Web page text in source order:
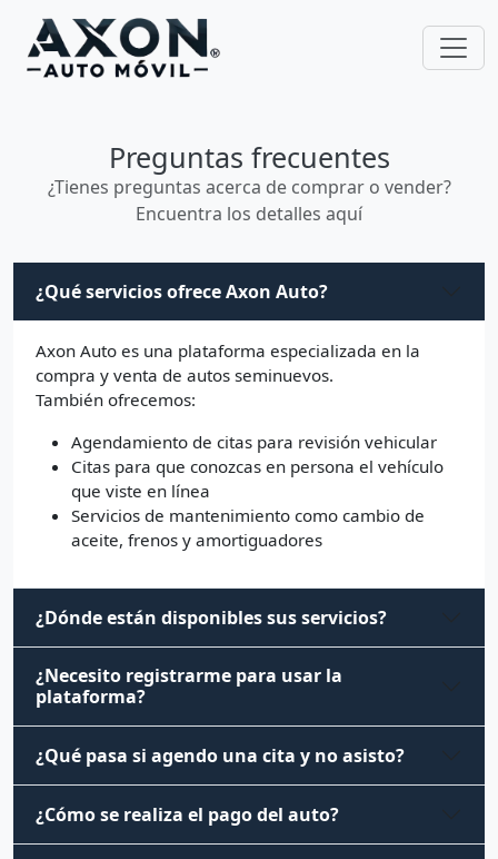
Preguntas frecuentes
¿Tienes preguntas acerca de comprar o vender?
Encuentra los detalles aquí
¿Qué servicios ofrece Axon Auto?
Axon Auto es una plataforma especializada en la
compra y venta de autos seminuevos.
También ofrecemos:
Agendamiento de citas para revisión vehicular
Citas para que conozcas en persona el vehículo
que viste en línea
Servicios de mantenimiento como cambio de
aceite, frenos y amortiguadores
¿Dónde están disponibles sus servicios?
¿Necesito registrarme para usar la
plataforma?
¿Qué pasa si agendo una cita y no asisto?
¿Cómo se realiza el pago del auto?